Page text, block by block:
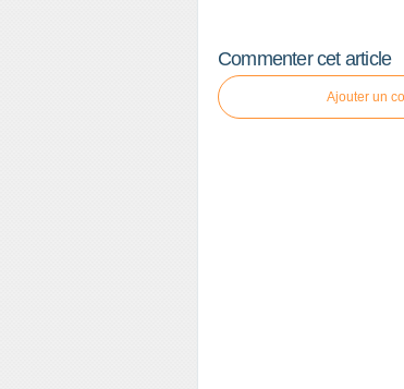
Commenter cet article
Ajouter un